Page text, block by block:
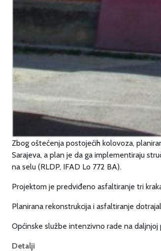
Zbog oštećenja postojećih kolovoza,
Sarajeva, a plan je da ga implementiraju
na selu (RLDP, IFAD Lo 772 BA).
Projektom je predviđeno asfaltiranje tri
Planirana rekonstrukcija i asfaltiranje
Općinske službe intenzivno rade na daljnjoj
Detalji